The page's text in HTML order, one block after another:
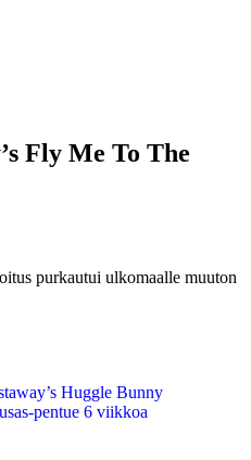
Fly Me To The
purkautui ulkomaalle muuton
Huggle Bunny
pentue 6 viikkoa